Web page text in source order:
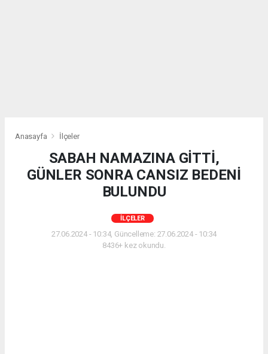
Anasayfa İlçeler
SABAH NAMAZINA GİTTİ,
GÜNLER SONRA CANSIZ BEDENİ
BULUNDU
İLÇELER
27.06.2024 - 10:34, Güncelleme: 27.06.2024 - 10:34
8436+ kez okundu.